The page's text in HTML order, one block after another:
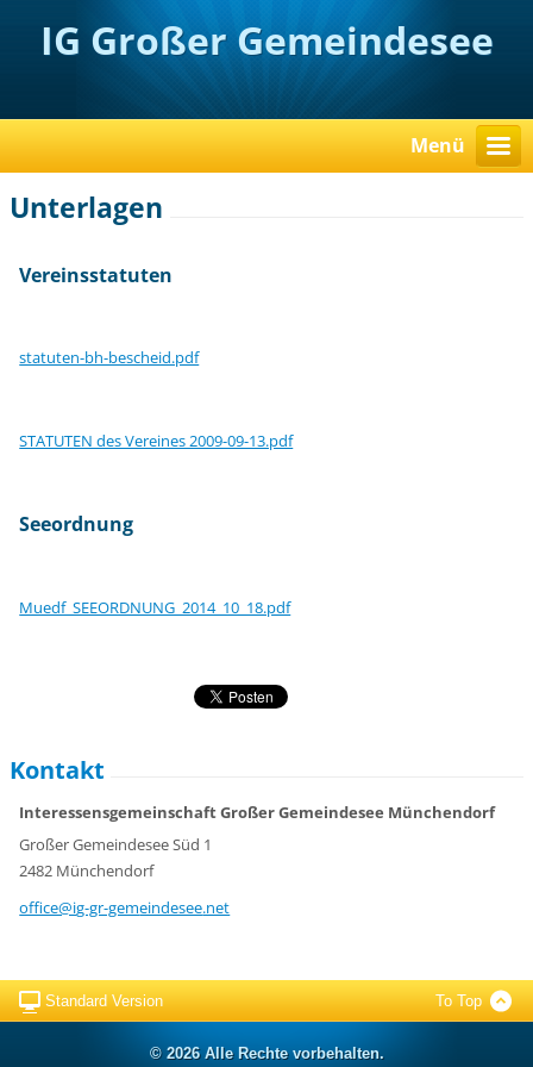
IG Großer Gemeindesee
Menü
Unterlagen
Vereinsstatuten
statuten-bh-bescheid.pdf
STATUTEN des Vereines 2009-09-13.pdf
Seeordnung
Muedf_SEEORDNUNG_2014_10_18.pdf
Kontakt
Interessensgemeinschaft Großer Gemeindesee Münchendorf
Großer Gemeindesee Süd 1
2482 Münchendorf
office@ig-gr-gemeindesee.net
Standard Version To Top
© 2026 Alle Rechte vorbehalten.